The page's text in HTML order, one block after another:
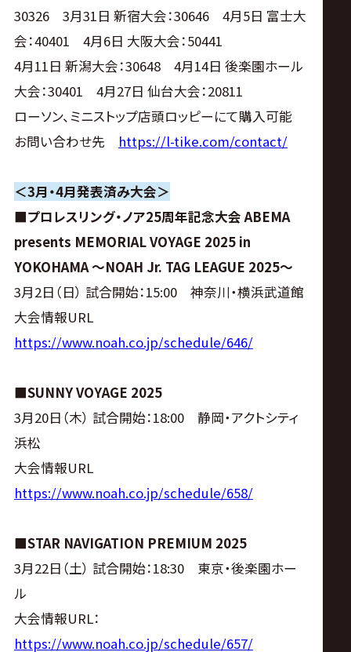
30326 3月31日 新宿大会：30646 4月5日 富士大
会：40401 4月6日 大阪大会：50441
4月11日 新潟大会：30648 4月14日 後楽園ホール
大会：30401 4月27日 仙台大会：20811
ローソン、ミニストップ店頭ロッピーにて購入可能
お問い合わせ先 https://l-tike.com/contact/
＜3月・4月発表済み大会＞
■プロレスリング・ノア25周年記念大会 ABEMA
presents MEMORIAL VOYAGE 2025 in
YOKOHAMA ～NOAH Jr. TAG LEAGUE 2025～
3月2日（日） 試合開始：15:00 神奈川・横浜武道館
大会情報URL
https://www.noah.co.jp/schedule/646/
■SUNNY VOYAGE 2025
3月20日（木） 試合開始：18:00 静岡・アクトシティ
浜松
大会情報URL
https://www.noah.co.jp/schedule/658/
■STAR NAVIGATION PREMIUM 2025
3月22日（土） 試合開始：18:30 東京・後楽園ホー
ル
大会情報URL：
https://www.noah.co.jp/schedule/657/